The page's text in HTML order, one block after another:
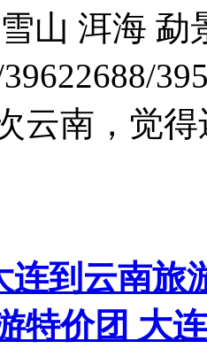
山 洱海 勐
云南，觉
连到云南旅
特价团 大